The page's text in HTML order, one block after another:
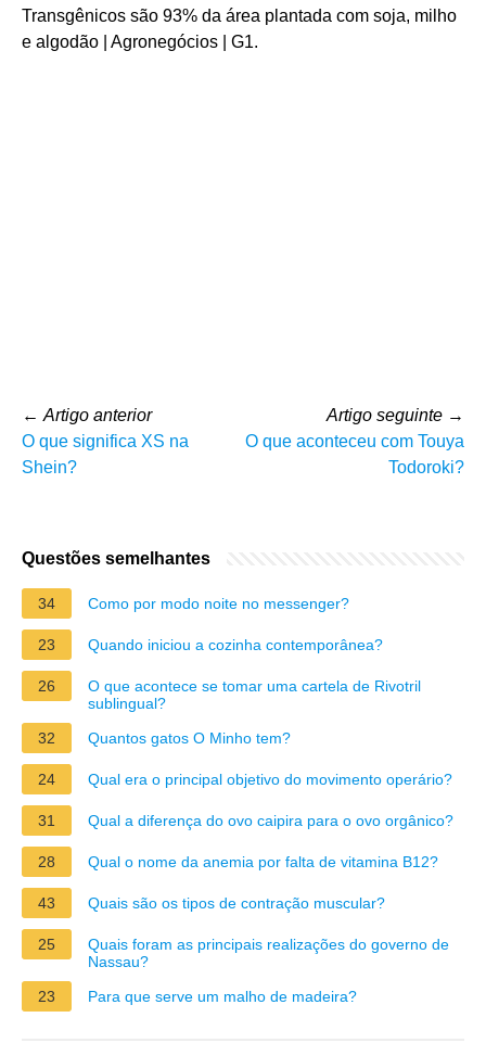
Transgênicos são 93% da área plantada com soja, milho
e algodão | Agronegócios | G1.
← Artigo anterior
O que significa XS na
Shein?
Artigo seguinte →
O que aconteceu com Touya
Todoroki?
Questões semelhantes
34 Como por modo noite no messenger?
23 Quando iniciou a cozinha contemporânea?
26
O que acontece se tomar uma cartela de Rivotril
sublingual?
32
Quantos gatos O Minho tem?
24 Qual era o principal objetivo do movimento operário?
31 Qual a diferença do ovo caipira para o ovo orgânico?
28 Qual o nome da anemia por falta de vitamina B12?
43 Quais são os tipos de contração muscular?
25
Quais foram as principais realizações do governo de
Nassau?
23
Para que serve um malho de madeira?